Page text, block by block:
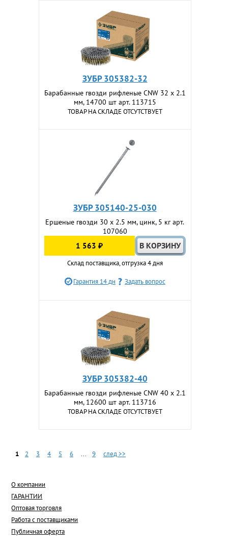
ЗУБР 305382-32
Барабанные гвозди рифленые CNW 32 х 2.1
мм, 14700 шт арт. 113715
ТОВАР НА СКЛАДЕ ОТСУТСТВУЕТ
ЗУБР 305140-25-030
Ершеные гвозди 30 x 2.5 мм, цинк, 5 кг арт.
107060
1 563 ₽
Склад поставщика, отгрузка 4 дня
Гарантия 14 дн Задать вопрос
ЗУБР 305382-40
Барабанные гвозди рифленые CNW 40 х 2.1
мм, 12600 шт арт. 113716
ТОВАР НА СКЛАДЕ ОТСУТСТВУЕТ
1 2 3 4 5 6 ... 9 след >>
О компании
ГАРАНТИИ
Оптовая торговля
Работа с поставщиками
Публичная оферта